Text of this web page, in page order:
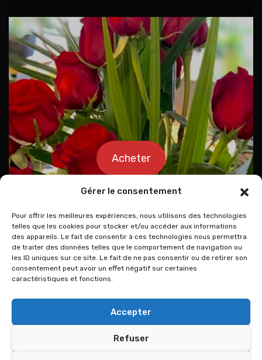
Gérer le consentement
Pour offrir les meilleures expériences, nous utilisons des technologies
telles que les cookies pour stocker et/ou accéder aux informations
des appareils. Le fait de consentir à ces technologies nous permettra
de traiter des données telles que le comportement de navigation ou
les ID uniques sur ce site. Le fait de ne pas consentir ou de retirer son
consentement peut avoir un effet négatif sur certaines
caractéristiques et fonctions.
Accepter
Refuser
Acheter